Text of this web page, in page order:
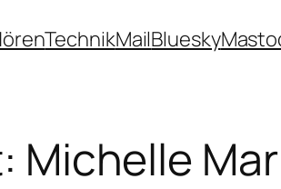
TechnikMailBluesky
Michelle